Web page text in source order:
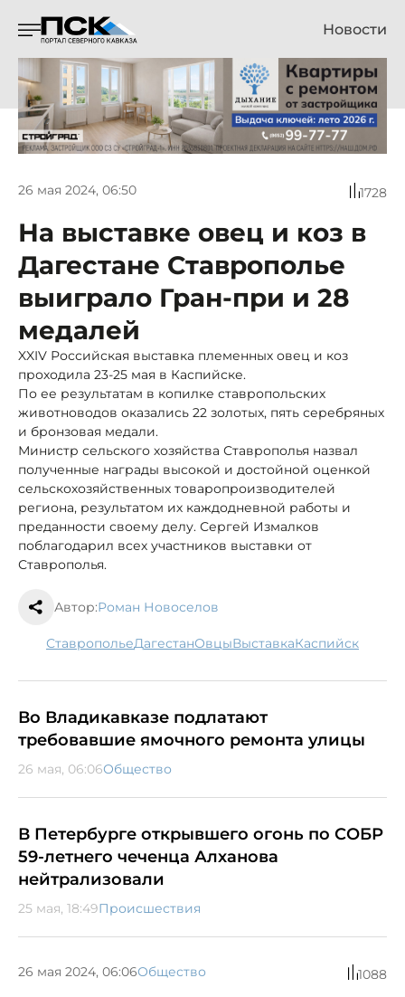
Новости
26 мая 2024, 06:50 1728
На выставке овец и коз в
Дагестане Ставрополье
выиграло Гран-при и 28
медалей
XXIV Российская выставка племенных овец и коз
проходила 23-25 мая в Каспийске.
По ее результатам в копилке ставропольских
животноводов оказались 22 золотых, пять серебряных
и бронзовая медали.
Министр сельского хозяйства Ставрополья назвал
полученные награды высокой и достойной оценкой
сельскохозяйственных товаропроизводителей
региона, результатом их каждодневной работы и
преданности своему делу. Сергей Измалков
поблагодарил всех участников выставки от
Ставрополья.
Автор:Роман Новоселов
Ставрополье Дагестан овцы выставка Каспийск
Во Владикавказе подлатают
требовавшие ямочного ремонта улицы
26 мая, 06:06Общество
В Петербурге открывшего огонь по СОБР
59-летнего чеченца Алханова
нейтрализовали
25 мая, 18:49Происшествия
26 мая 2024, 06:06Общество 1088